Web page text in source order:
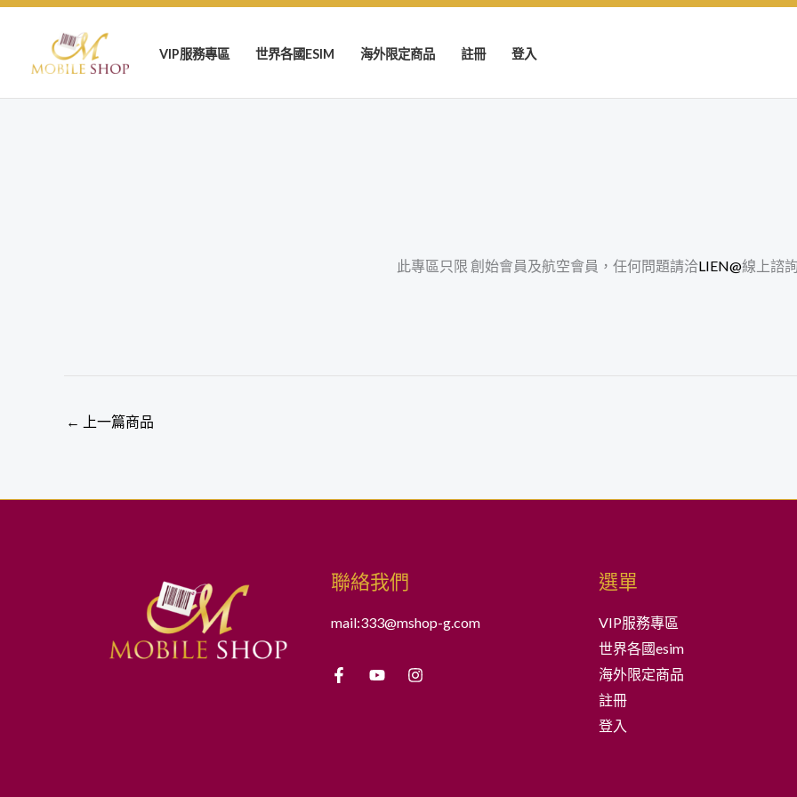
跳
VIP服務專區 世界各國ESIM 海外限定商品 註冊 登入
此專區只限 創始會員及航空會員，任何問題請洽LIEN@線上諮
← 上一篇商品
聯絡我們
mail:333@mshop-g.com
選單
VIP服務專區
世界各國esim
海外限定商品
註冊
登入